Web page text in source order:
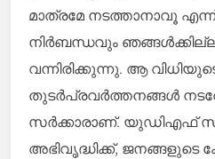
മാത്രമേ നടത്താനാവൂ
നിർബന്ധവും
വന്നിരിക്കുന്നു. ആ
തുടർപ്രവർത്തനങ്ങള്‍
സർക്കാരാണ്. യുഡിഎഫ്
അഭിവൃദ്ധിക്ക്, ജനങ്ങളുടെ